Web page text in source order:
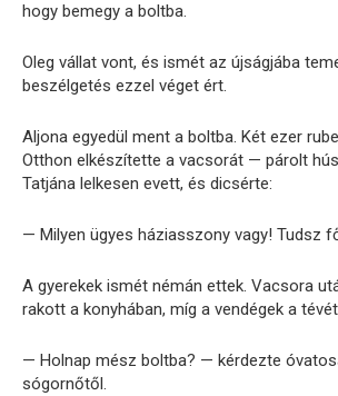
hogy bemegy a boltba.
Oleg vállat vont, és ismét az újságjába
beszélgetés ezzel véget ért.
Aljona egyedül ment a boltba. Két ezer
Otthon elkészítette a vacsorát — párolt
Tatjána lelkesen evett, és dicsérte:
— Milyen ügyes háziasszony vagy! Tudsz
A gyerekek ismét némán ettek. Vacsora
rakott a konyhában, míg a vendégek a
— Holnap mész boltba? — kérdezte
sógornőtől.